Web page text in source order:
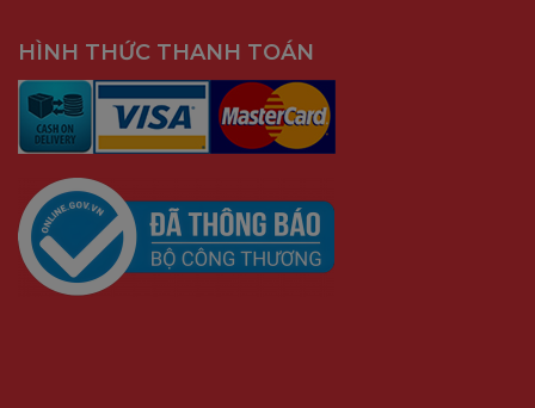
HÌNH THỨC THANH TOÁN